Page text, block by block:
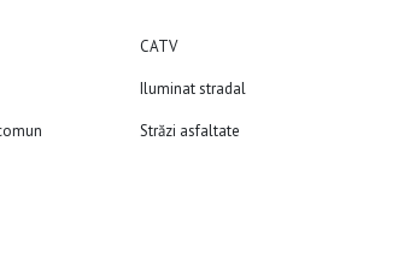
CATV
Iluminat stradal
Străzi asfaltate